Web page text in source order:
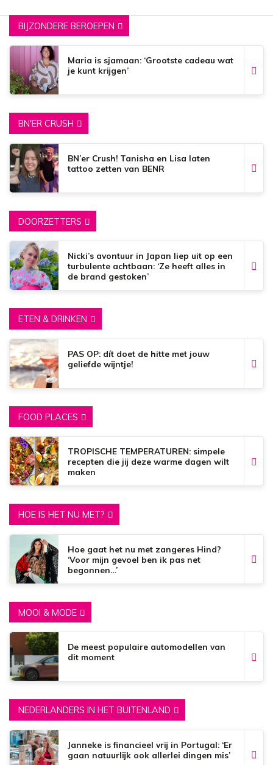
BIJZONDERE BEROEPEN
Maria is sjamaan: ‘Grootste cadeau wat
je kunt krijgen’
BN'ER CRUSH
BN’er Crush! Tanisha en Lisa laten
tattoo zetten van BENR
DOORZETTERS
Nicki’s avontuur in Japan liep uit op een
turbulente achtbaan: ‘Ze heeft alles in
de brand gestoken’
ETEN & DRINKEN
PAS OP: dít doet de hitte met jouw
geliefde wijntje!
FOOD PLACES
TROPISCHE TEMPERATUREN: simpele
recepten die jij deze warme dagen wilt
maken
HOE IS HET NU MET?
Hoe gaat het nu met zangeres Hind?
‘Voor mijn gevoel ben ik pas net
begonnen…’
MOOI & MODE
De meest populaire automodellen van
dit moment
NEDERLANDERS IN HET BUITENLAND
Janneke is financieel vrij in Portugal: ‘Er
gaan natuurlijk ook allerlei dingen mis’